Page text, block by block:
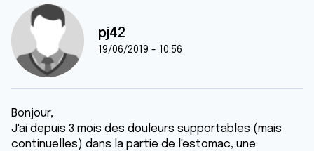
pj42
19/06/2019 - 10:56
Bonjour,
J'ai depuis 3 mois des douleurs supportables (mais
continuelles) dans la partie de l'estomac, une